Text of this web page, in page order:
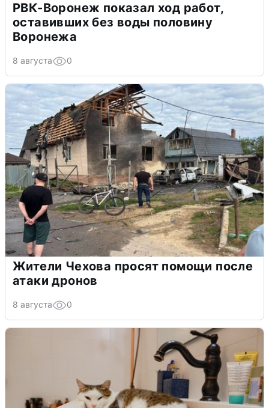
РВК-Воронеж показал ход работ,
оставивших без воды половину
Воронежа
8 августа 0
Жители Чехова просят помощи после
атаки дронов
8 августа 0